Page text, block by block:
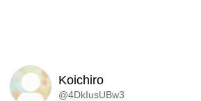
Koichiro
@4DkIusUBw3